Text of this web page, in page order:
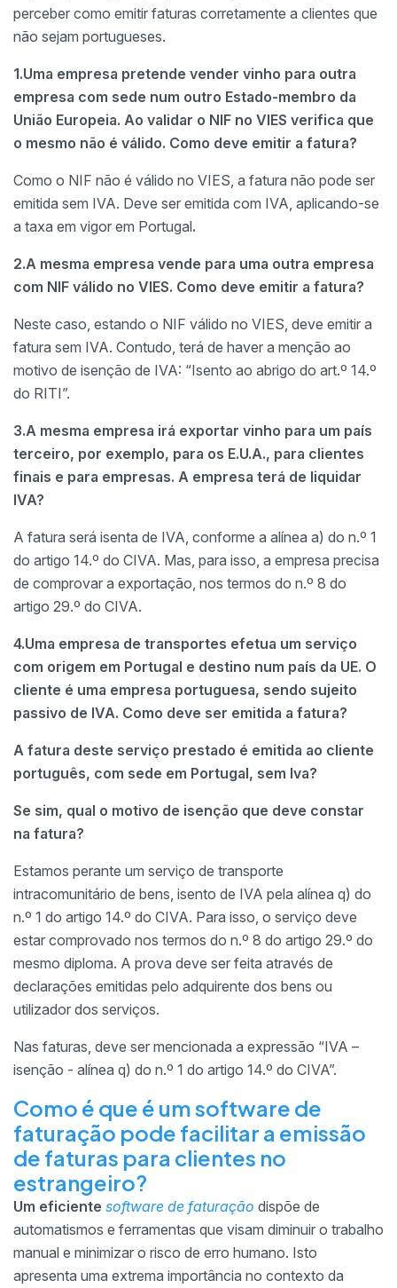
perceber como emitir faturas corretamente a clientes que
não sejam portugueses.
1.Uma empresa pretende vender vinho para outra
empresa com sede num outro Estado-membro da
União Europeia. Ao validar o NIF no VIES verifica que
o mesmo não é válido. Como deve emitir a fatura?
Como o NIF não é válido no VIES, a fatura não pode ser
emitida sem IVA. Deve ser emitida com IVA, aplicando-se
a taxa em vigor em Portugal.
2.A mesma empresa vende para uma outra empresa
com NIF válido no VIES. Como deve emitir a fatura?
Neste caso, estando o NIF válido no VIES, deve emitir a
fatura sem IVA. Contudo, terá de haver a menção ao
motivo de isenção de IVA: “Isento ao abrigo do art.º 14.º
do RITI”.
3.A mesma empresa irá exportar vinho para um país
terceiro, por exemplo, para os E.U.A., para clientes
finais e para empresas. A empresa terá de liquidar
IVA?
A fatura será isenta de IVA, conforme a alínea a) do n.º 1
do artigo 14.º do CIVA. Mas, para isso, a empresa precisa
de comprovar a exportação, nos termos do n.º 8 do
artigo 29.º do CIVA.
4.Uma empresa de transportes efetua um serviço
com origem em Portugal e destino num país da UE. O
cliente é uma empresa portuguesa, sendo sujeito
passivo de IVA. Como deve ser emitida a fatura?
A fatura deste serviço prestado é emitida ao cliente
português, com sede em Portugal, sem Iva?
Se sim, qual o motivo de isenção que deve constar
na fatura?
Estamos perante um serviço de transporte
intracomunitário de bens, isento de IVA pela alínea q) do
n.º 1 do artigo 14.º do CIVA. Para isso, o serviço deve
estar comprovado nos termos do n.º 8 do artigo 29.º do
mesmo diploma. A prova deve ser feita através de
declarações emitidas pelo adquirente dos bens ou
utilizador dos serviços.
Nas faturas, deve ser mencionada a expressão “IVA –
isenção - alínea q) do n.º 1 do artigo 14.º do CIVA”.
Como é que é um software de
faturação pode facilitar a emissão
de faturas para clientes no
estrangeiro?
Um eficiente software de faturação dispõe de
automatismos e ferramentas que visam diminuir o trabalho
manual e minimizar o risco de erro humano. Isto
apresenta uma extrema importância no contexto da